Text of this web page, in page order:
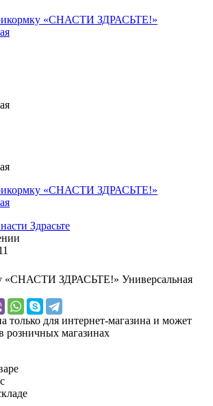
Здрасьте
«СНАСТИ ЗДРАСЬТЕ!» Универсальная
только для интернет-магазина и может
розничных магазинах